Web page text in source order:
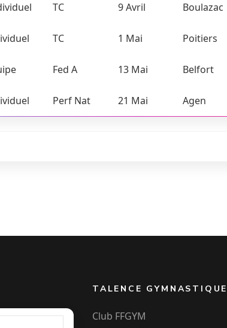
TC 9 Avril Boulazac
TC 1 Mai Poitiers
Fed A 13 Mai Belfort
Perf Nat 21 Mai Agen
TALENCE GYMNASTIQUE
Club FFGYM